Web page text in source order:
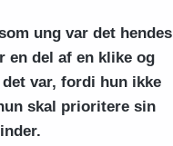
ung var det hendes
en del af en klike og
var, fordi hun ikke
skal prioritere sin